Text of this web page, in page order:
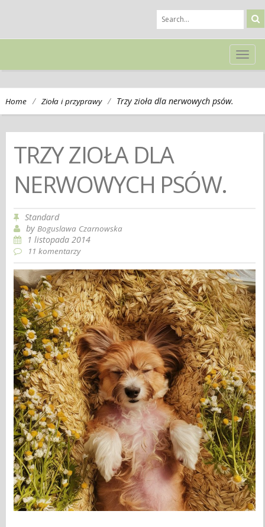
Home / Zioła i przyprawy / Trzy zioła dla nerwowych psów.
TRZY ZIOŁA DLA
NERWOWYCH PSÓW.
Standard
byBoguslawa Czarnowska
1 listopada 2014
11 komentarzy